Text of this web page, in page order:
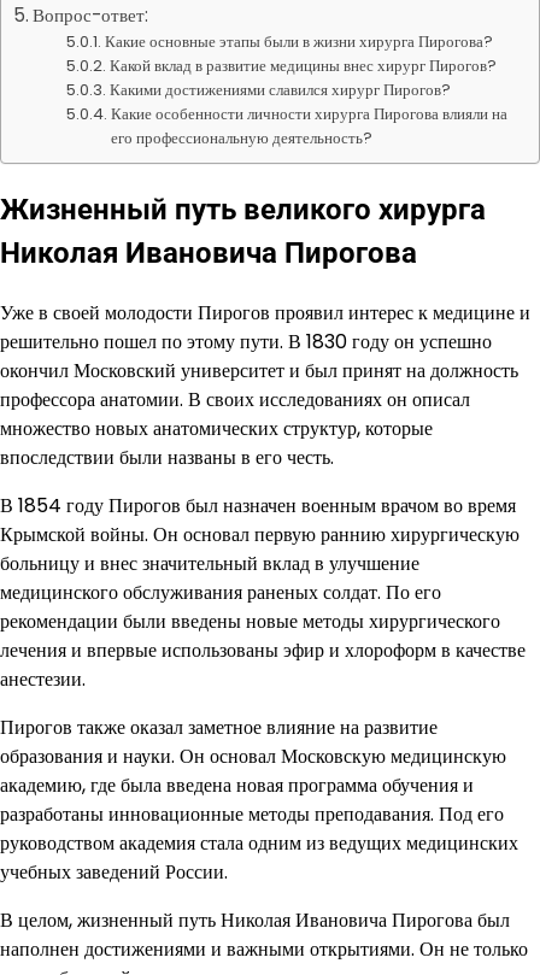
Вопрос-ответ:
Какие основные этапы были в жизни хирурга Пирогова?
Какой вклад в развитие медицины внес хирург Пирогов?
Какими достижениями славился хирург Пирогов?
Какие особенности личности хирурга Пирогова влияли на
его профессиональную деятельность?
Жизненный путь великого хирурга
Николая Ивановича Пирогова
Уже в своей молодости Пирогов проявил интерес к медицине и
решительно пошел по этому пути. В 1830 году он успешно
окончил Московский университет и был принят на должность
профессора анатомии. В своих исследованиях он описал
множество новых анатомических структур, которые
впоследствии были названы в его честь.
В 1854 году Пирогов был назначен военным врачом во время
Крымской войны. Он основал первую раннию хирургическую
больницу и внес значительный вклад в улучшение
медицинского обслуживания раненых солдат. По его
рекомендации были введены новые методы хирургического
лечения и впервые использованы эфир и хлороформ в качестве
анестезии.
Пирогов также оказал заметное влияние на развитие
образования и науки. Он основал Московскую медицинскую
академию, где была введена новая программа обучения и
разработаны инновационные методы преподавания. Под его
руководством академия стала одним из ведущих медицинских
учебных заведений России.
В целом, жизненный путь Николая Ивановича Пирогова был
наполнен достижениями и важными открытиями. Он не только